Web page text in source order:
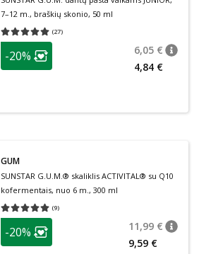
7–12 m., braškių skonio, 50 ml
(27)
Vidutinis įvertinimas 5.00
patarimas
Lojalumo klubo narių nuolaida
-20% 6,05 €
4,84 €
GUM
SUNSTAR G.U.M.® skaliklis ACTIVITAL® su Q10
kofermentais, nuo 6 m., 300 ml
(9)
Vidutinis įvertinimas 5.00
patarimas
Lojalumo klubo narių nuolaida
-20% 11,99 €
9,59 €